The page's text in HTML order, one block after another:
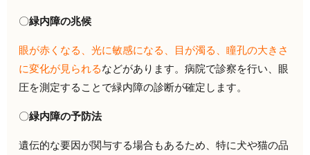
〇緑内障の兆候
眼が赤くなる、光に敏感になる、目が濁る、瞳孔の大きさ
に変化が見られるなどがあります。病院で診察を行い、眼
圧を測定することで緑内障の診断が確定します。
〇緑内障の予防法
遺伝的な要因が関与する場合もあるため、特に犬や猫の品